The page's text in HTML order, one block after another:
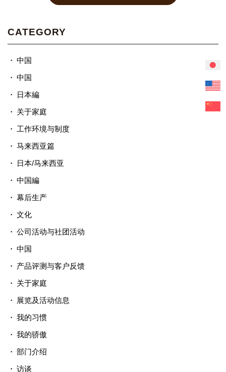
CATEGORY
中国
中国
日本編
关于家庭
工作环境与制度
马来西亚篇
日本/马来西亚
中国編
幕后生产
文化
公司活动与社团活动
中国
产品评测与客户反馈
关于家庭
展览及活动信息
我的习惯
我的骄傲
部门介绍
访谈